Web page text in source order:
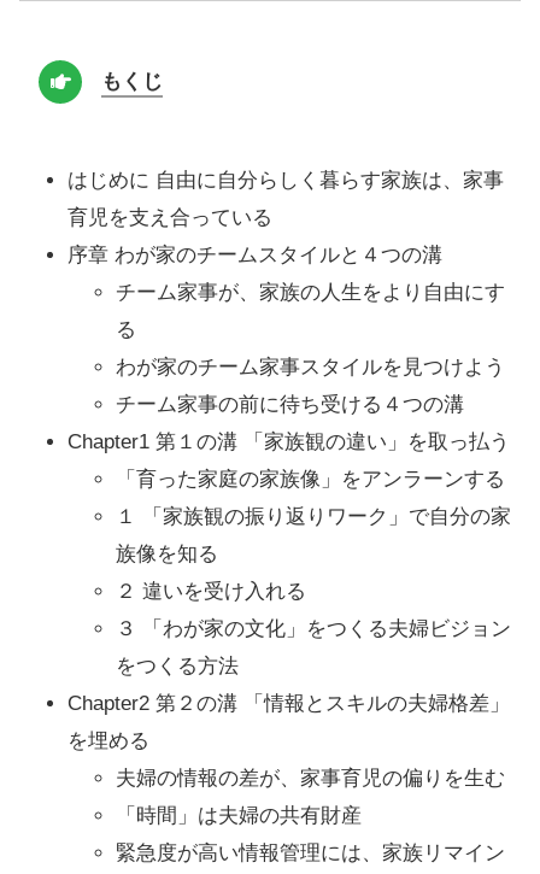
もくじ
はじめに 自由に自分らしく暮らす家族は、家事
育児を支え合っている
序章 わが家のチームスタイルと４つの溝
チーム家事が、家族の人生をより自由にす
る
わが家のチーム家事スタイルを見つけよう
チーム家事の前に待ち受ける４つの溝
Chapter1 第１の溝 「家族観の違い」を取っ払う
「育った家庭の家族像」をアンラーンする
１ 「家族観の振り返りワーク」で自分の家
族像を知る
２ 違いを受け入れる
３ 「わが家の文化」をつくる夫婦ビジョン
をつくる方法
Chapter2 第２の溝 「情報とスキルの夫婦格差」
を埋める
夫婦の情報の差が、家事育児の偏りを生む
「時間」は夫婦の共有財産
緊急度が高い情報管理には、家族リマイン